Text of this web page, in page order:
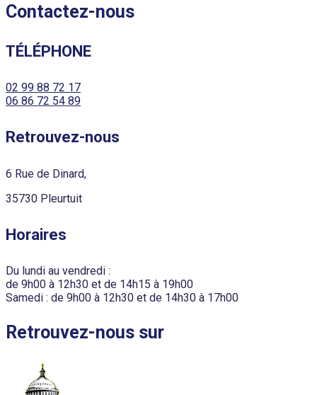
Contactez-nous
TÉLÉPHONE
02 99 88 72 17
06 86 72 54 89
Retrouvez-nous
6 Rue de Dinard,
35730 Pleurtuit
Horaires
Du lundi au vendredi :
de 9h00 à 12h30 et de 14h15 à 19h00
Samedi : de 9h00 à 12h30 et de 14h30 à 17h00
Retrouvez-nous sur